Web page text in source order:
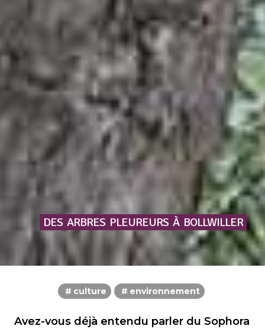
DES ARBRES PLEUREURS À BOLLWILLER
culture environnement
Avez-vous déjà entendu parler du Sophora